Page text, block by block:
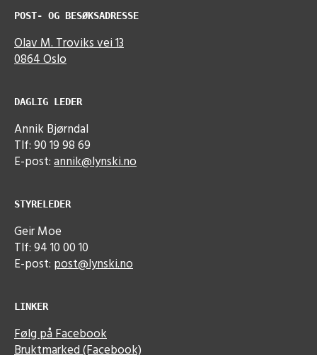
POST- OG BESØKSADRESSE
Olav M. Troviks vei 13
0864 Oslo
DAGLIG LEDER
Annik Bjørndal
Tlf: 90 19 98 69
E-post:annik@lynski.no
STYRELEDER
Geir Moe
Tlf: 94 10 00 10
E-post: post@lynski.no
LINKER
Følg på Facebook
Bruktmarked (Facebook)